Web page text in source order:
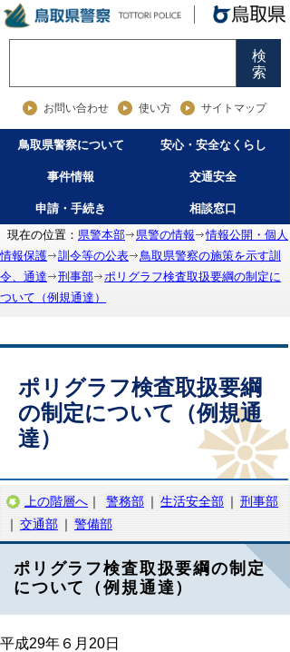
検
索
お問い合わせ 使い方 サイトマップ
鳥取県警察について 安心・安全なくらし
事件情報 交通安全
申請・手続き
相談窓口
現在の位置： 県警本部 県警の情報
情報公開・個人
情報保護
訓令等の公表
鳥取県警察の施策を示す訓
令、通達
刑事部
ポリグラフ検査取扱要綱の制定に
ついて（例規通達）
ポリグラフ検査取扱要綱
の制定について（例規通
達）
上の階層へ ｜ 警務部 ｜ 生活安全部 ｜ 刑事部
｜ 交通部 ｜ 警備部
ポリグラフ検査取扱要綱の制定
について（例規通達）
平成29年６月20日